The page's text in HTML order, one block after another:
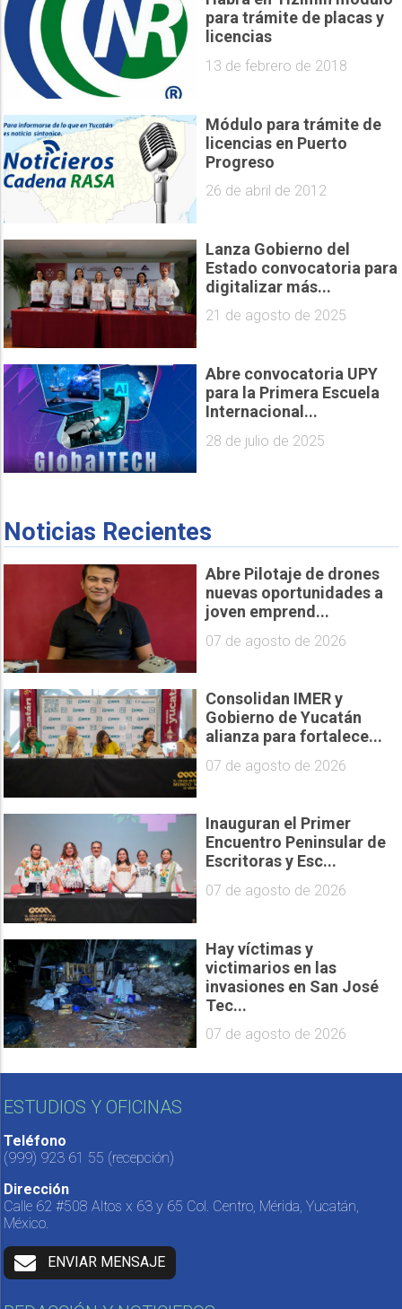
para trámite de placas y
licencias
13 de febrero de 2018
Módulo para trámite de
licencias en Puerto
Progreso
26 de abril de 2012
Lanza Gobierno del
Estado convocatoria para
digitalizar más...
21 de agosto de 2025
Abre convocatoria UPY
para la Primera Escuela
Internacional...
28 de julio de 2025
Noticias Recientes
Abre Pilotaje de drones
nuevas oportunidades a
joven emprend...
07 de agosto de 2026
Consolidan IMER y
Gobierno de Yucatán
alianza para fortalece...
07 de agosto de 2026
Inauguran el Primer
Encuentro Peninsular de
Escritoras y Esc...
07 de agosto de 2026
Hay víctimas y
victimarios en las
invasiones en San José
Tec...
07 de agosto de 2026
ESTUDIOS Y OFICINAS
Teléfono
(999) 923 61 55 (recepción)
Dirección
Calle 62 #508 Altos x 63 y 65 Col. Centro, Mérida, Yucatán,
México.
ENVIAR MENSAJE